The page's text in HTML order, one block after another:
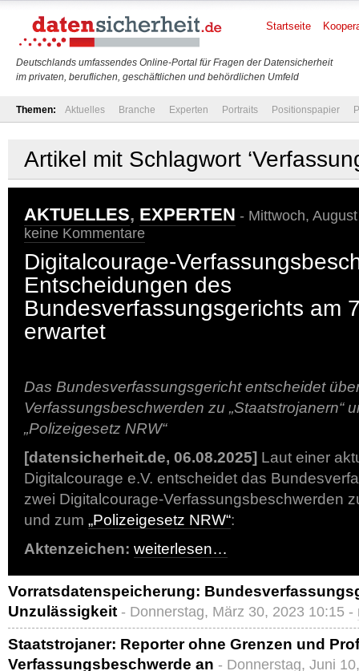
Deutschlands umfassendes Online-Portal für Fragen der Datensicherheit
im privaten, beruflichen, geschäftlichen und behördlichen Umfeld
Startseite
Themen: Aktuelles Branche Experten Portraits Positionspapier
Artikel mit Schlagwort
AKTUELLES, EXPERTEN - Mittwoch,
keine Kommentare
Digitalcourage-
Entscheidungen des
Bundesverfassungsgerichts am
erwartet
Das Bundesverfassungsgericht entscheidet
Verfassungsbeschwerden zu „Staatstrojanern“
„Polizeigesetz NRW“
[datensicherheit.de, 06.08.2025] Laut einer
Digitalcourage e.V. entscheidet das
zwei Digitalcourage-Verfassungsbeschwerden
und zum „Polizeigesetz NRW“:
Aktenzeichen: weiterlesen…
Vorratsdatenspeicherung:
Unzulässigkeit - Donnerstag, März 30, 2023 10:15 -
Staatstrojaner: Reporter ohne Grenzen und
Verfassungsbeschwerde an - Donnerstag, Juni